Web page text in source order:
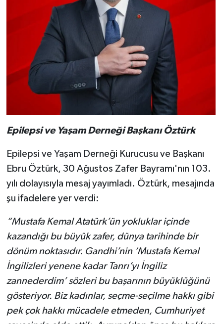
Epilepsi ve Yaşam DerneğiBaşkanı Öztürk
Epilepsi ve Yaşam Derneği Kurucusu ve Başkanı
Ebru Öztürk, 30 Ağustos Zafer Bayramı'nın 103.
yılı dolayısıyla mesaj yayımladı. Öztürk, mesajında
şu ifadelere yer verdi:
“Mustafa Kemal Atatürk’ün yokluklar içinde
kazandığı bu büyük zafer, dünya tarihinde bir
dönüm noktasıdır. Gandhi’nin ‘Mustafa Kemal
İngilizleri yenene kadar Tanrı’yı İngiliz
zannederdim’ sözleri bu başarının büyüklüğünü
gösteriyor. Biz kadınlar, seçme-seçilme hakkı gibi
pek çok hakkı mücadele etmeden, Cumhuriyet